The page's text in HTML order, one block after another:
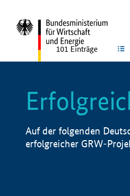
101 Einträge
Auf der folgenden
erfolgreicher GRW-